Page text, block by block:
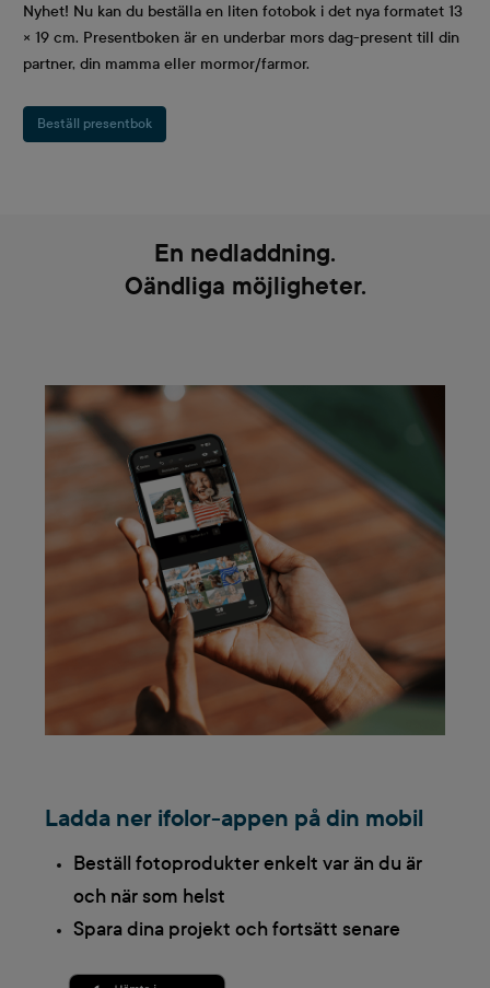
Nyhet! Nu kan du beställa en liten fotobok i det nya formatet 13
× 19 cm. Presentboken är en underbar mors dag-present till din
partner, din mamma eller mormor/farmor.
Beställ presentbok
En nedladdning.
Oändliga möjligheter.
Ladda ner ifolor-appen på din mobil
Beställ fotoprodukter enkelt var än du är
och när som helst
Spara dina projekt och fortsätt senare